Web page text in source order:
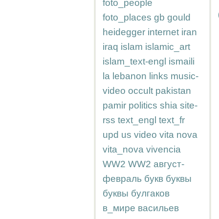
foto_people
foto_places gb gould
heidegger internet iran
iraq islam islamic_art
islam_text-engl ismaili
la lebanon links music-
video occult pakistan
pamir politics shia site-
rss text_engl text_fr
upd us video vita nova
vita_nova vivencia
WW2 WW2 август-
февраль букв буквы
буквы булгаков
в_мире васильев